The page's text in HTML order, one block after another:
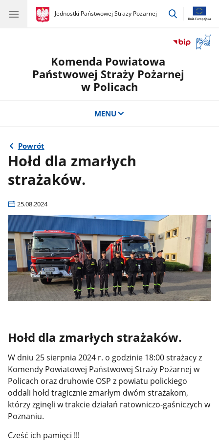
gov.pl
Jednostki Państwowej Straży Pożarnej
gov.pl
Jednostki
przejdź
okno
Komenda Powiatowa
Państwowej Straży Pożarnej
w Policach
MENU
Powrót
Hołd dla zmarłych
strażaków.
25.08.2024
Hołd dla zmarłych strażaków.
W dniu 25 sierpnia 2024 r. o godzinie 18:00 strażacy z
Komendy Powiatowej Państwowej Straży Pożarnej w
Policach oraz druhowie OSP z powiatu polickiego
oddali hołd tragicznie zmarłym dwóm strażakom,
którzy zginęli w trakcie działań ratowniczo-gaśniczych w
Poznaniu.
Cześć ich pamięci !!!